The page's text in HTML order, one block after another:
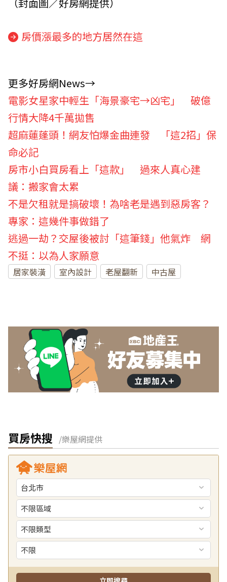
房價漲最多的地方居然在這
更多好房網News→
電影女星家中輕生「海景豪宅→凶宅」 破億
行情大降4千萬拋售
超麻蓮蓬頭！網友怕爆金曲連發 「這2招」保
命必記
房市小白買房看上「這款」 過來人真心建
議：搬家會太累
不是欠租就是搞破壞！為啥老是遇到惡房客？
專家：這幾件事做錯了
逃過一劫？交屋後被討「這筆錢」他氣炸 網
不挺：以為人家願意
居家裝潢 室內設計 老屋翻新 中古屋
買房快搜 /樂屋網提供